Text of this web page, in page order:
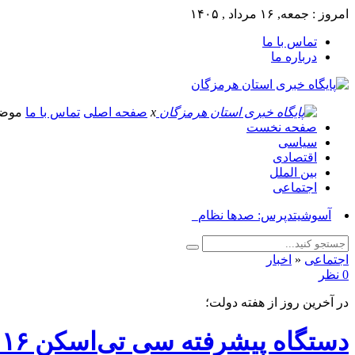
امروز : جمعه, ۱۶ مرداد , ۱۴۰۵
تماس با ما
درباره ما
x صفحه اصلی تماس با ما
صفحه نخست
سیاسی
اقتصادی
بین الملل
اجتماعی
آسوشیتدپرس: صدها نظامی آمریکایی در ج_
اجتماعی « اخبار
0 نظر
در آخرین روز از هفته دولت؛
دستگاه پیشرفته سی تی‌اسکن ۱۶ اسلایس در بیمارستان شهید محمدی بندرعباس افتتاح شد